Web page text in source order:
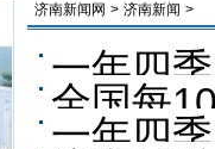
济南新闻网 > 济南新闻 >
一年四
全国每
一年四